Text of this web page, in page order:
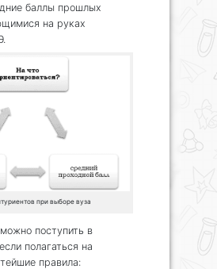
баллы прошлых
на руках
при выборе вуза
поступить в
полагаться на
правила: